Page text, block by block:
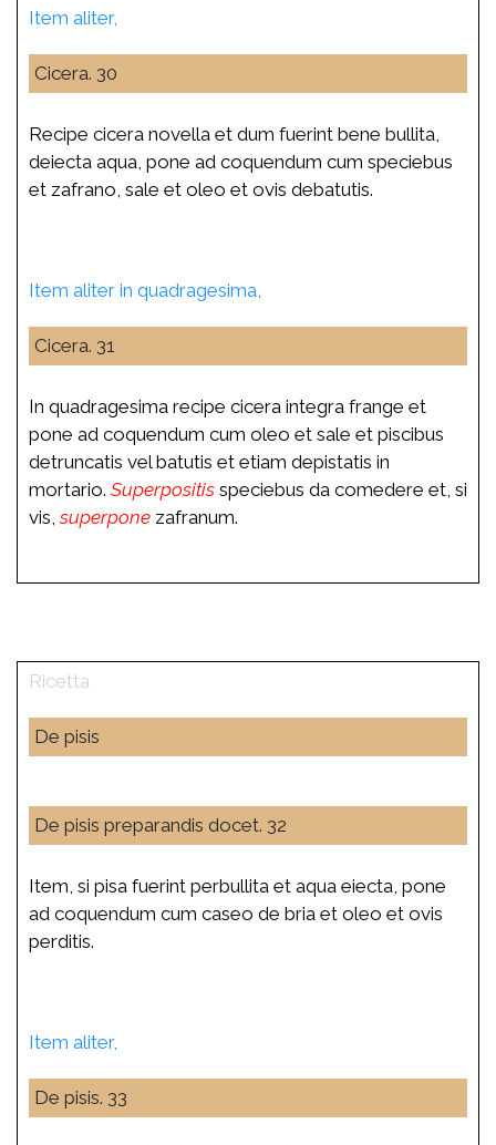
Item aliter,
Cicera. 30
Recipe cicera novella et dum fuerint bene bullita,
deiecta aqua, pone ad coquendum cum speciebus
et zafrano, sale et oleo et ovis debatutis.
Item aliter in quadragesima,
Cicera. 31
In quadragesima recipe cicera integra frange et
pone ad coquendum cum oleo et sale et piscibus
detruncatis vel batutis et etiam depistatis in
mortario. Superpositis speciebus da comedere et, si
vis,superpone zafranum.
De pisis
De pisis preparandis docet. 32
Item, si pisa fuerint perbullita et aqua eiecta, pone
ad coquendum cum caseo de bria et oleo et ovis
perditis.
Item aliter,
De pisis. 33